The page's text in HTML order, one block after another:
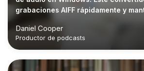
grabaciones AIFF rápidamente y
Daniel Cooper
Productor de podcasts